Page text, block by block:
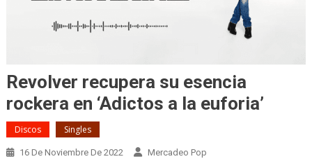
Revolver recupera su esencia
rockera en ‘Adictos a la euforia’
Discos Singles
16 De Noviembre De 2022 Mercadeo Pop